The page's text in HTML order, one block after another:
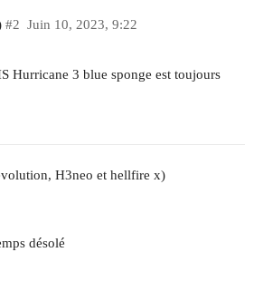
Juin 10, 2023, 9:22
#2
Hurricane 3 blue sponge est toujours
H3neo et hellfire x)
désolé